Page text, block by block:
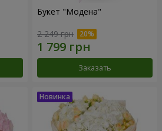
Букет "Модена"
2 249 грн
Заказать